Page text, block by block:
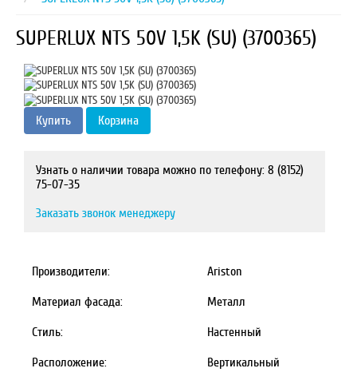
SUPERLUX NTS 50V 1,5K (SU) (3700365)
Купить Корзина
Узнать о наличии товара можно по телефону: 8 (8152)
75-07-35
Заказать звонок менеджеру
Производители: Ariston
Материал фасада: Металл
Стиль: Настенный
Расположение: Вертикальный